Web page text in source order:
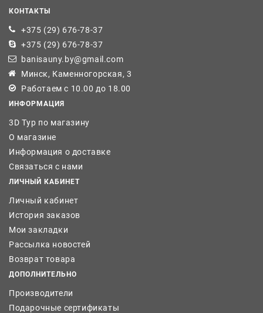
КОНТАКТЫ
+375 (29) 676-78-37
+375 (29) 676-78-37
banisauny.by@gmail.com
Минск, Каменногорская, 3
Работаем с 10.00 до 18.00
ИНФОРМАЦИЯ
3D Тур по магазину
О магазине
Информация о доставке
Связаться с нами
ЛИЧНЫЙ КАБИНЕТ
Личный кабинет
История заказов
Мои закладки
Рассылка новостей
Возврат товара
ДОПОЛНИТЕЛЬНО
Производители
Подарочные сертификаты